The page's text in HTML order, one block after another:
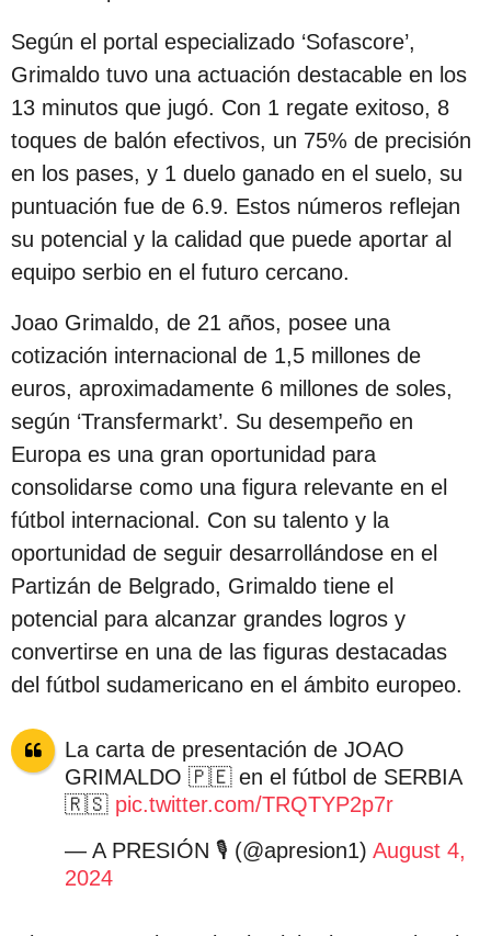
ó
n
Según el portal especializado ‘Sofascore’,
Grimaldo tuvo una actuación destacable en los
13 minutos que jugó. Con 1 regate exitoso, 8
toques de balón efectivos, un 75% de precisión
en los pases, y 1 duelo ganado en el suelo, su
puntuación fue de 6.9. Estos números reflejan
su potencial y la calidad que puede aportar al
equipo serbio en el futuro cercano.
Joao Grimaldo, de 21 años, posee una
cotización internacional de 1,5 millones de
euros, aproximadamente 6 millones de soles,
según ‘Transfermarkt’. Su desempeño en
Europa es una gran oportunidad para
consolidarse como una figura relevante en el
fútbol internacional. Con su talento y la
oportunidad de seguir desarrollándose en el
Partizán de Belgrado, Grimaldo tiene el
potencial para alcanzar grandes logros y
convertirse en una de las figuras destacadas
del fútbol sudamericano en el ámbito europeo.
La carta de presentación de JOAO
GRIMALDO 🇵🇪 en el fútbol de SERBIA
🇷🇸 pic.twitter.com/TRQTYP2p7r
— A PRESIÓN 🎙️ (@apresion1) August 4,
2024